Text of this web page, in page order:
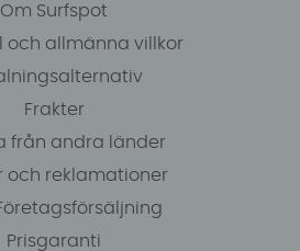
Om Surfspot
och allmänna villkor
Frakter
från andra länder
och reklamationer
Prisgaranti